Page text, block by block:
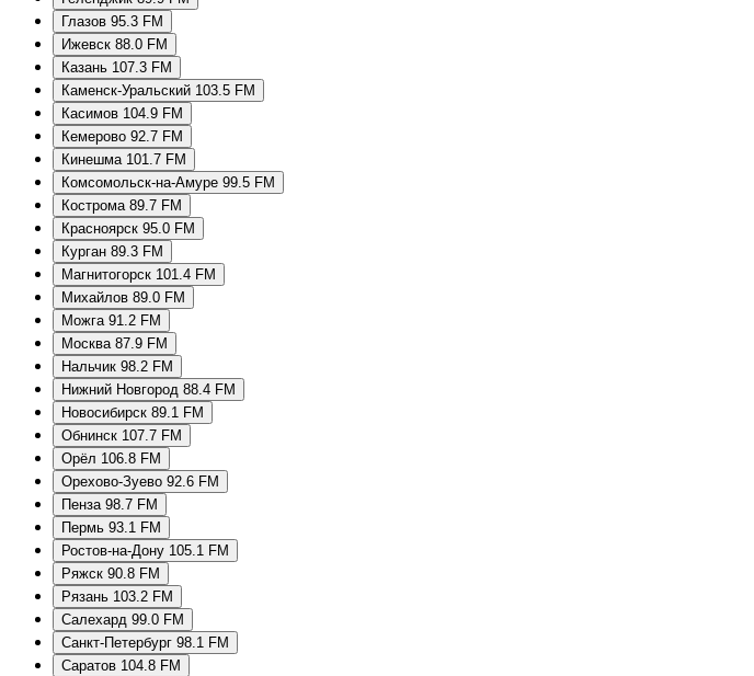
Глазов 95.3 FM
Ижевск 88.0 FM
Казань 107.3 FM
Каменск-Уральский 103.5 FM
Касимов 104.9 FM
Кемерово 92.7 FM
Кинешма 101.7 FM
Комсомольск-на-Амуре 99.5 FM
Кострома 89.7 FM
Красноярск 95.0 FM
Курган 89.3 FM
Магнитогорск 101.4 FM
Михайлов 89.0 FM
Можга 91.2 FM
Москва 87.9 FM
Нальчик 98.2 FM
Нижний Новгород 88.4 FM
Новосибирск 89.1 FM
Обнинск 107.7 FM
Орёл 106.8 FM
Орехово-Зуево 92.6 FM
Пенза 98.7 FM
Пермь 93.1 FM
Ростов-на-Дону 105.1 FM
Ряжск 90.8 FM
Рязань 103.2 FM
Салехард 99.0 FM
Санкт-Петербург 98.1 FM
Саратов 104.8 FM